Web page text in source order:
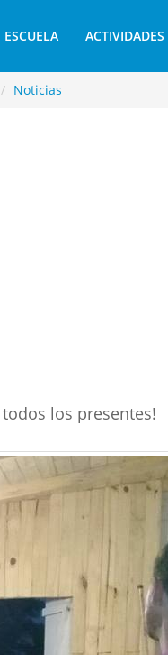
ESCUELA ACTIVIDADES
Noticias
los presentes!